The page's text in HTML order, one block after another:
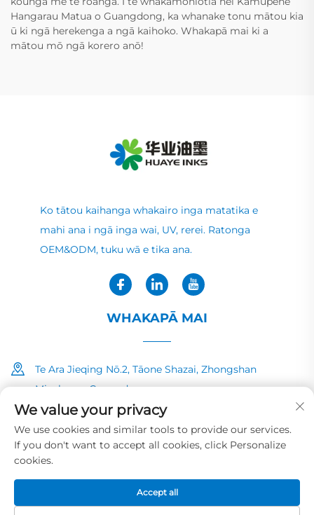
Hangarau Matua o Guangdong, ka whanake tonu mātou kia
ū ki ngā herekenga a ngā kaihoko. Whakapā mai ki a
mātou mō ngā korero anō!
Ko tātou kaihanga whakairo inga matatika e
mahi ana i ngā inga wai, UV, rerei. Ratonga
OEM&ODM, tuku wā e tika ana.
WHAKAPĀ MAI
Te Ara Jieqing Nō.2, Tāone Shazai, Zhongshan
Minzhong, Guangdong
+86-13726040081
[email protected]
Uraiti takitahi © 2025 mō HUAYE INK&PAINT CO.,LTD
Tūmataiti
We value your privacy
We use cookies and similar tools to provide our services.
If you don't want to accept all cookies, click Personalize
cookies.
Accept all